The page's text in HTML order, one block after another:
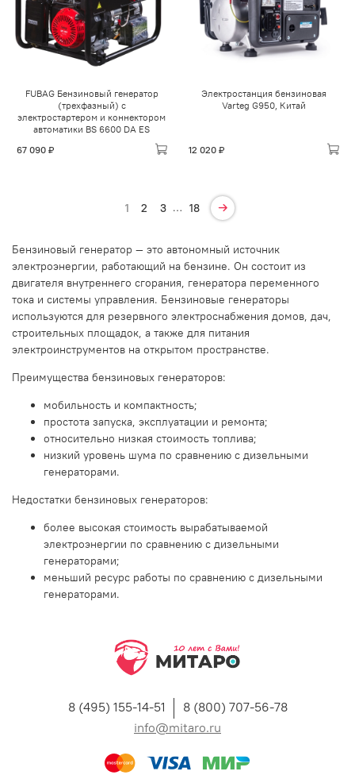
FUBAG Бензиновый генератор
(трехфазный) с
электростартером и коннектором
автоматики BS 6600 DA ES
67 090 ₽
Электростанция бензиновая
Varteg G950, Китай
12 020 ₽
1 2 3 … 18
Бензиновый генератор — это автономный источник
электроэнергии, работающий на бензине. Он состоит из
двигателя внутреннего сгорания, генератора переменного
тока и системы управления. Бензиновые генераторы
используются для резервного электроснабжения домов, дач,
строительных площадок, а также для питания
электроинструментов на открытом пространстве.
Преимущества бензиновых генераторов:
мобильность и компактность;
простота запуска, эксплуатации и ремонта;
относительно низкая стоимость топлива;
низкий уровень шума по сравнению с дизельными
генераторами.
Недостатки бензиновых генераторов:
более высокая стоимость вырабатываемой
электроэнергии по сравнению с дизельными
генераторами;
меньший ресурс работы по сравнению с дизельными
генераторами.
8 (495) 155-14-51
8 (800) 707-56-78
info@mitaro.ru